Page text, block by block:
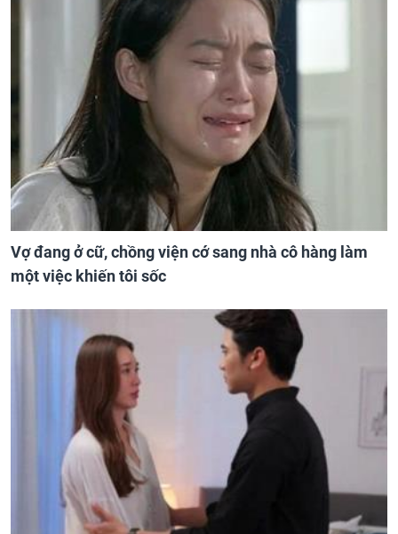
Vợ đang ở cữ, chồng viện cớ sang nhà cô hàng làm
một việc khiến tôi sốc